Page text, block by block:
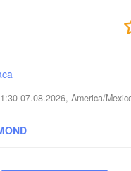
07.08.2026, America/
Port